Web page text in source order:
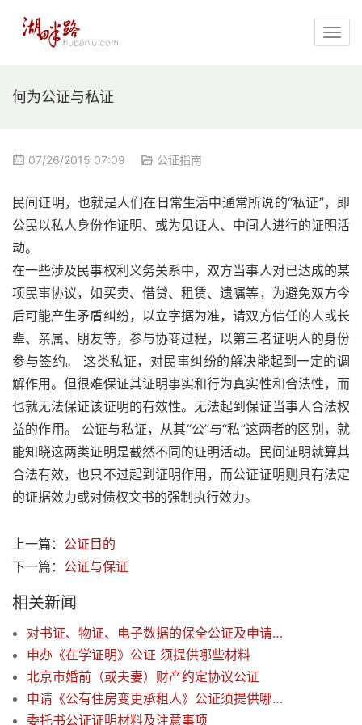
何为公证与私证
07/26/2015 07:09 公证指南
民间证明，也就是人们在日常生活中通常所说的“私证”，即
公民以私人身份作证明、或为见证人、中间人进行的证明活
动。
在一些涉及民事权利义务关系中，双方当事人对已达成的某
项民事协议，如买卖、借贷、租赁、遗嘱等，为避免双方今
后可能产生矛盾纠纷，以立字据为准，请双方信任的人或长
辈、亲属、朋友等，参与协商过程，以第三者证明人的身份
参与签约。 这类私证，对民事纠纷的解决能起到一定的调
解作用。但很难保证其证明事实和行为真实性和合法性，而
也就无法保证该证明的有效性。无法起到保证当事人合法权
益的作用。 公证与私证，从其“公”与“私”这两者的区别，就
能知晓这两类证明是截然不同的证明活动。民间证明就算其
合法有效，也只不过起到证明作用，而公证证明则具有法定
的证据效力或对债权文书的强制执行效力。
上一篇： 公证目的
下一篇： 公证与保证
相关新闻
对书证、物证、电子数据的保全公证及申请保全证据公证的时间
申办《在学证明》公证 须提供哪些材料
北京市婚前（或夫妻）财产约定协议公证
申请《公有住房变更承租人》公证须提供哪些材料
委托书公证证明材料及注意事项